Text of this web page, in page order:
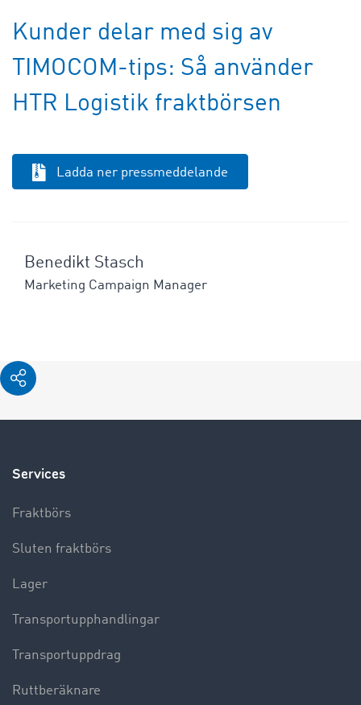
Kunder delar med sig av
TIMOCOM-tips: Så använder
HTR Logistik fraktbörsen
Ladda ner pressmeddelande
Benedikt Stasch
Marketing Campaign Manager
Services
Fraktbörs
Sluten fraktbörs
Lager
Transportupphandlingar
Transportuppdrag
Ruttberäknare